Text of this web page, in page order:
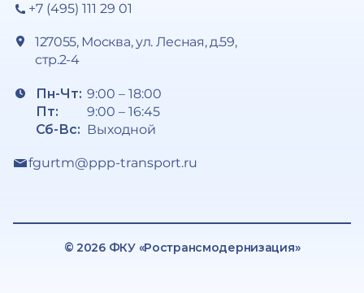
+7 (495) 111 29 01
127055, Москва, ул. Лесная, д.59,
стр.2-4
Пн-Чт:
Пт:
Сб-Вс:
9:00 – 18:00
9:00 – 16:45
Выходной
fgurtm@ppp-transport.ru
© 2026 ФКУ «Ространсмодернизация»